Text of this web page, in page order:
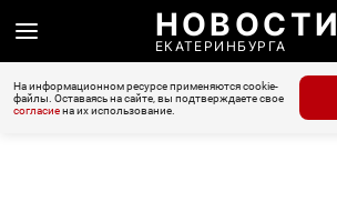
НОВОСТИ
ЕКАТЕРИНБУРГА
На информационном ресурсе применяются cookie-
файлы. Оставаясь на сайте, вы подтверждаете свое
согласиена их использование.